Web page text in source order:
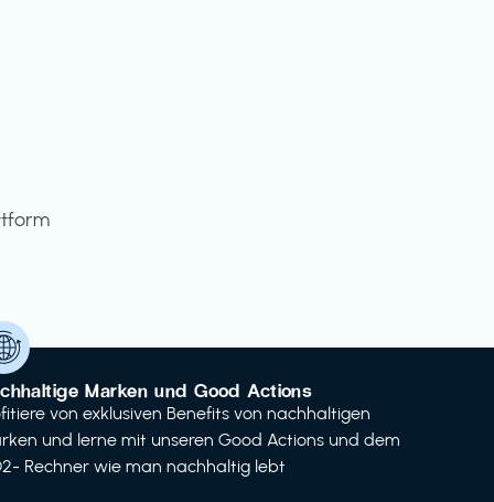
Marken und Good Actions
von exklusiven Benefits von nachhaltigen
und lerne mit unseren Good Actions und dem
Rechner wie man nachhaltig lebt